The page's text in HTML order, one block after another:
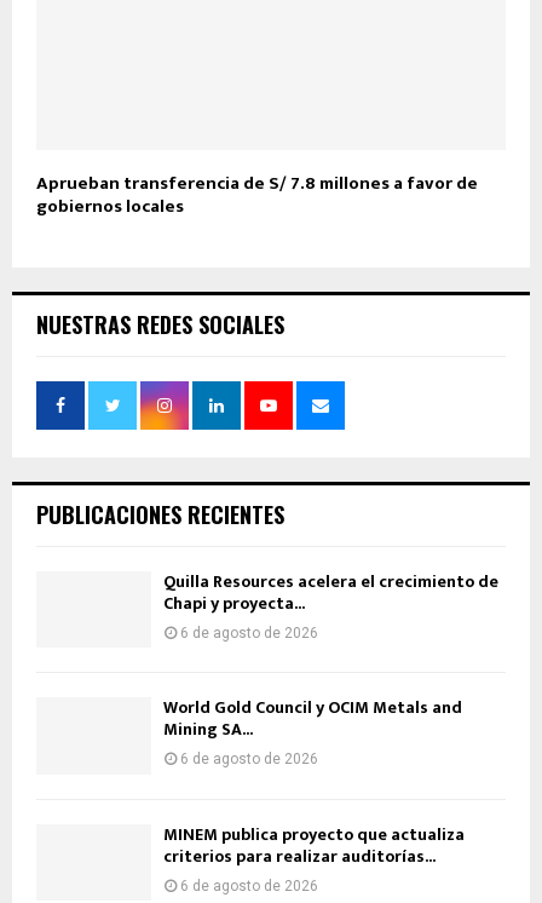
Aprueban transferencia de S/ 7.8 millones a favor de
gobiernos locales
NUESTRAS REDES SOCIALES
PUBLICACIONES RECIENTES
Quilla Resources acelera el crecimiento de
Chapi y proyecta...
6 de agosto de 2026
World Gold Council y OCIM Metals and
Mining SA...
6 de agosto de 2026
MINEM publica proyecto que actualiza
criterios para realizar auditorías...
6 de agosto de 2026